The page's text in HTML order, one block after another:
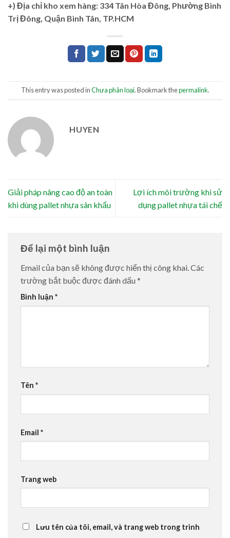
+) Địa chỉ kho xem hàng: 334 Tân Hòa Đông, Phường Bình
Trị Đông, Quận Bình Tân, TP.HCM
This entry was posted inChưa phân loại. Bookmark thepermalink.
HUYEN
Giải pháp nâng cao độ an toàn
khi dùng pallet nhựa sân khấu
Lợi ích môi trường khi sử
dụng pallet nhựa tái chế
Để lại một bình luận
Email của bạn sẽ không được hiển thị công khai.Các
trường bắt buộc được đánh dấu *
Bình luận *
Tên *
Email *
Trang web
Lưu tên của tôi, email, và trang web trong trình